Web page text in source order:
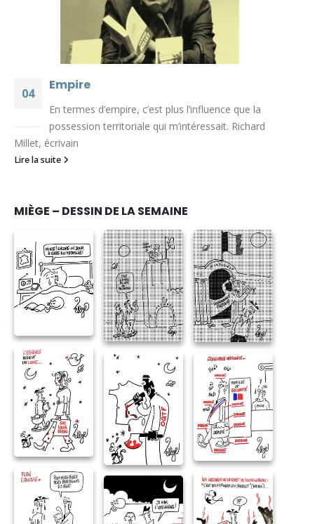
04
Empire
En termes d’empire, c’est plus l’influence que la
possession territoriale qui m’intéressait. Richard
Millet, écrivain
Lire la suite
MIÈGE – DESSIN DE LA SEMAINE